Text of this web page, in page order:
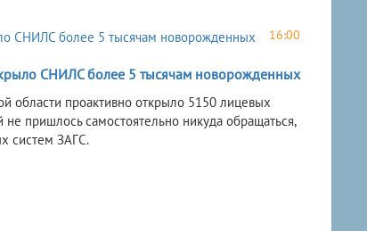
16:00
СНИЛС более 5 тысячам новорожденных
области проактивно открыло 5150 лицевых
пришлось самостоятельно никуда обращаться,
систем ЗАГС.